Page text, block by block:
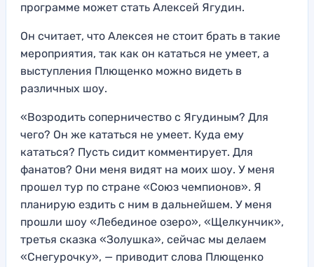
программе может стать Алексей Ягудин.
Он считает, что Алексея не стоит брать в такие
мероприятия, так как он кататься не умеет, а
выступления Плющенко можно видеть в
различных шоу.
«Возродить соперничество с Ягудиным? Для
чего? Он же кататься не умеет. Куда ему
кататься? Пусть сидит комментирует. Для
фанатов? Они меня видят на моих шоу. У меня
прошел тур по стране «Союз чемпионов». Я
планирую ездить с ним в дальнейшем. У меня
прошли шоу «Лебединое озеро», «Щелкунчик»,
третья сказка «Золушка», сейчас мы делаем
«Снегурочку», — приводит слова Плющенко